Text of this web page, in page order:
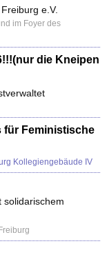
e.V.
im Foyer des
die Kneipen
für Feministische
Kollegiengebäude IV
solidarischem